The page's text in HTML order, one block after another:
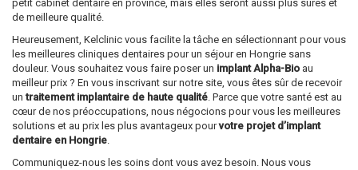
petit cabinet dentaire en province, mais elles seront aussi plus sûres et
de meilleure qualité.
Heureusement, Kelclinic vous facilite la tâche en sélectionnant pour vous
les meilleures cliniques dentaires pour un séjour en Hongrie sans
douleur. Vous souhaitez vous faire poser un implant Alpha-Bio au
meilleur prix ? En vous inscrivant sur notre site, vous êtes sûr de recevoir
untraitement implantaire de haute qualité. Parce que votre santé est au
cœur de nos préoccupations, nous négocions pour vous les meilleures
solutions et au prix les plus avantageux pourvotre projet d’implant
dentaire en Hongrie.
Communiquez-nous les soins dont vous avez besoin. Nous vous